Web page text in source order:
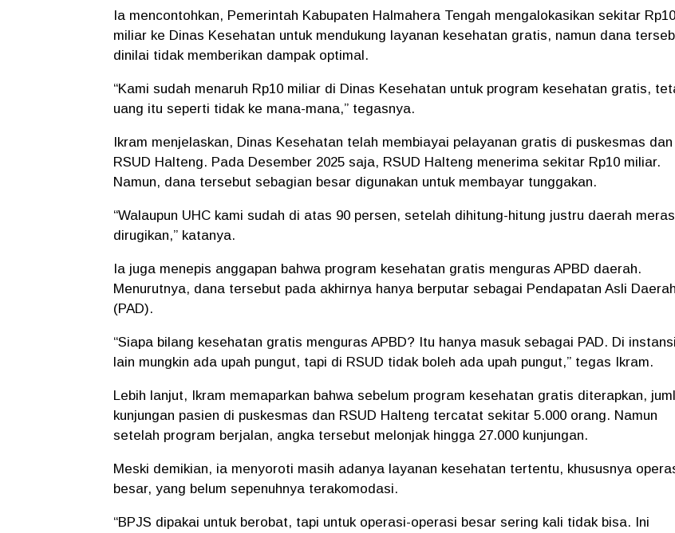
Ia mencontohkan, Pemerintah Kabupaten Halmahera Tengah mengalokasikan sekitar Rp10
miliar ke Dinas Kesehatan untuk mendukung layanan kesehatan gratis, namun dana
dinilai tidak memberikan dampak optimal.
“Kami sudah menaruh Rp10 miliar di Dinas Kesehatan untuk program kesehatan gratis,
uang itu seperti tidak ke mana-mana,” tegasnya.
Ikram menjelaskan, Dinas Kesehatan telah membiayai pelayanan gratis di puskesmas dan
RSUD Halteng. Pada Desember 2025 saja, RSUD Halteng menerima sekitar Rp10 miliar.
Namun, dana tersebut sebagian besar digunakan untuk membayar tunggakan.
“Walaupun UHC kami sudah di atas 90 persen, setelah dihitung-hitung justru daerah
dirugikan,” katanya.
Ia juga menepis anggapan bahwa program kesehatan gratis menguras APBD daerah.
Menurutnya, dana tersebut pada akhirnya hanya berputar sebagai Pendapatan Asli Daerah
(PAD).
“Siapa bilang kesehatan gratis menguras APBD? Itu hanya masuk sebagai PAD. Di instansi
lain mungkin ada upah pungut, tapi di RSUD tidak boleh ada upah pungut,” tegas Ikram.
Lebih lanjut, Ikram memaparkan bahwa sebelum program kesehatan gratis diterapkan,
kunjungan pasien di puskesmas dan RSUD Halteng tercatat sekitar 5.000 orang. Namun
setelah program berjalan, angka tersebut melonjak hingga 27.000 kunjungan.
Meski demikian, ia menyoroti masih adanya layanan kesehatan tertentu, khususnya
besar, yang belum sepenuhnya terakomodasi.
“BPJS dipakai untuk berobat, tapi untuk operasi-operasi besar sering kali tidak bisa. Ini